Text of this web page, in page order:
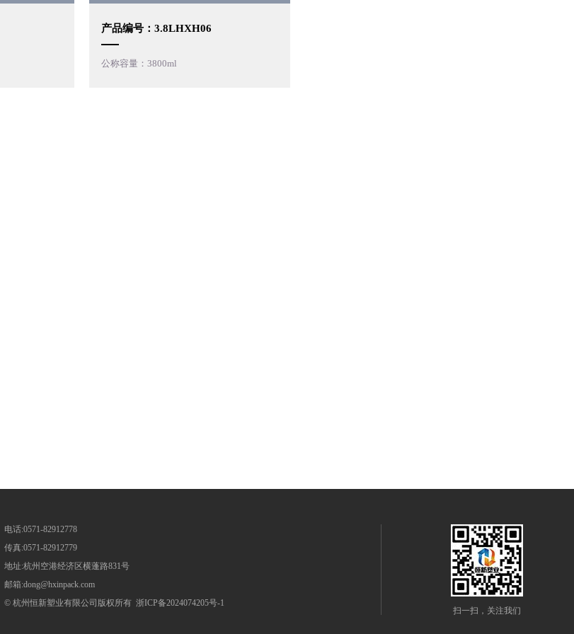
产品编号：3.8LHXH06
公称容量：3800ml
电话:0571-82912778
传真:0571-82912779
地址:杭州空港经济区横蓬路831号
邮箱:dong@hxinpack.com
© 杭州恒新塑业有限公司版权所有浙ICP备2024074205号-1
扫一扫，关注我们